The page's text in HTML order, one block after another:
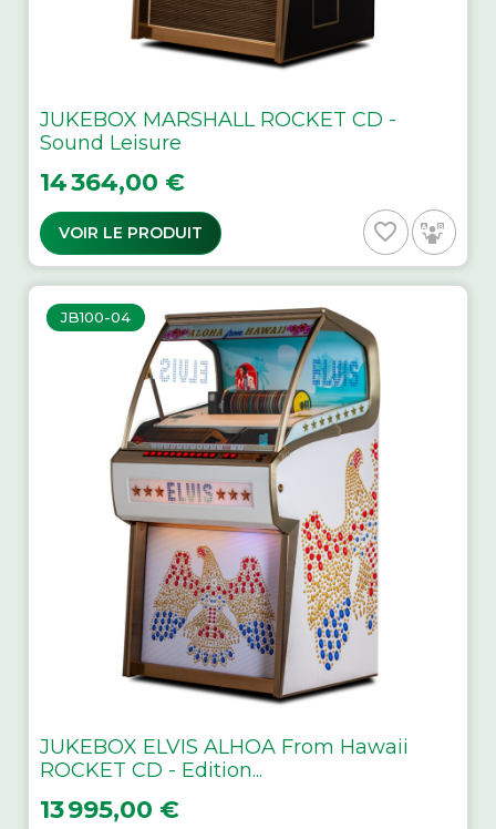
JUKEBOX MARSHALL ROCKET CD -
Sound Leisure
Prix
14 364,00 €
VOIR LE PRODUIT favorite_border
JB100-04
JUKEBOX ELVIS ALHOA From Hawaii
ROCKET CD - Edition...
Prix
13 995,00 €